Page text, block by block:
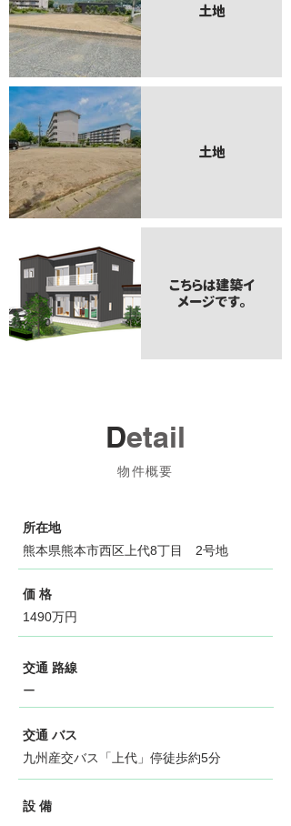
土地
土地
こちらは建築イ
メージです。
Detail
物件概要
所在地
熊本県熊本市西区上代8丁目 2号地
価 格
1490万円
交通 路線
ー
交通 バス
九州産交バス「上代」停徒歩約5分
設 備